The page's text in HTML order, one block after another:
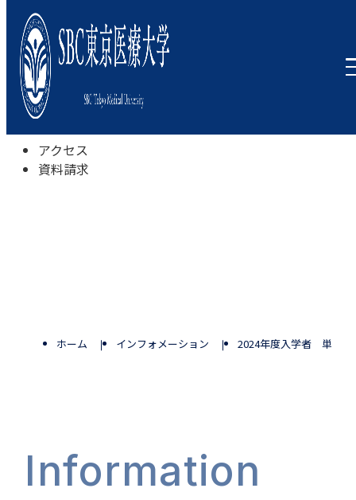
本学について
学びの特色
学部・学科
キャンパスライフ
入試情報
受験相談会
アクセス
資料請求
Information
ホーム インフォメーション 2024年度入学者 単位認